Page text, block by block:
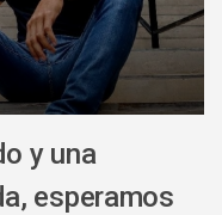
y una
esperamos